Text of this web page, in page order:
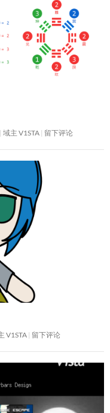
域主 V1STA 留下评论
V1STA 留下评论